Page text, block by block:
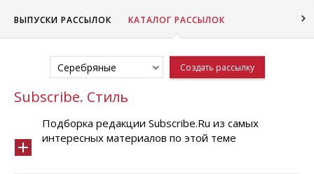
ВЫПУСКИ РАССЫЛОК КАТАЛОГ РАССЫЛОК
Серебряные Создать рассылку
Subscribe. Стиль
Подборка редакции Subscribe.Ru из самых
интересных материалов по этой теме